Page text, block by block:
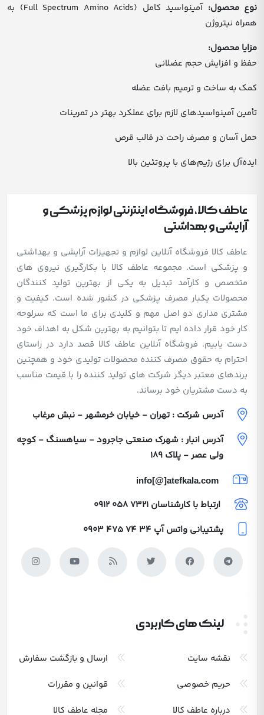
نوع محصول:
آمینواسید کامل (Full Spectrum Amino Acids) به
همراه نیتروژن
مزایا محصول:
حفظ و افزایش حجم عضلانی
کمک به ساخت و ترمیم بافت عضله
تأمین آمینواسیدهای لازم برای عملکرد بهتر در تمرینات
حمل آسان و مصرف راحت در قالب قرص
ایده‌آل برای رژیم‌های با پروتئین بالا
عاطف کالا، فروشگاه اینترنتی لوازم پزشکی و
آرایشی و بهداشتی
عاطف کالا فروشگاه آنلاین لوازم و تجهیزات آرایشی و بهداشتی
و پزشکی است. مجموعه عاطف کالا با بکارگیری نیروی های
متخصص و کارآمد تبدیل به یکی از بهترین تولید کنندگان
محصولات یکبار مصرف پزشکی در کشور شده است. کیفیت و
مشتری مداری دو اصل مهم و کلیدی برای ما است که سرلوحه
کار خود قرار داده ایم تا بتوانیم به بهترین شکل به اهداف خود
دست یابیم. فروشگاه آنلاین عاطف کالا قصد دارد در راستای
احترام به حقوق مصرف کننده محصولات تولیدی خود و همچنین
برندهای معتبر دیگر شرکت های تولید کننده را با قیمت مناسب
به دست مشتریان خود برساند.
آدرس شرکت : تهران - خیابان خرمشهر - نبش مرغاب
آدرس انبار : شهرک صنعتی جاجرود - سیاهسنگ - کوچه
ولی عصر - پلاک 189
info[@]atefkala.com
ارتباط با کارشناسان 0912 058 7321
پشتیبانی واتس آپ 0903 475 74 34
لینک های کاربردی
نقشه سایت
ارسال و بازگشت سفارش
حریم خصوصی
قوانین و مقررات
درباره عاطف کالا
مجله عاطف کالا